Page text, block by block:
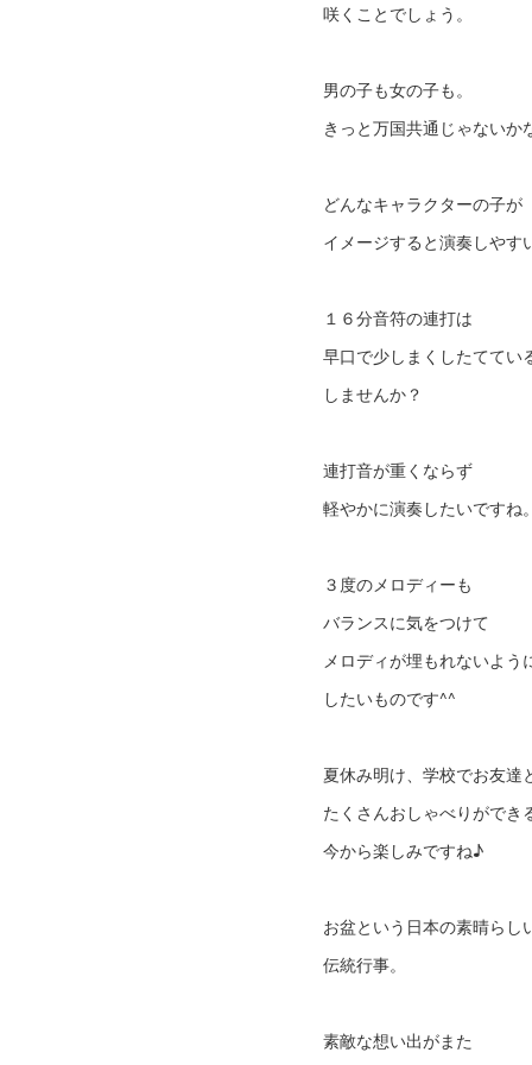
咲くことでしょう。
男の子も女の子も。
きっと万国共通じゃないか
どんなキャラクターの子が
イメージすると演奏しやす
１６分音符の連打は
早口で少しまくしたててい
しませんか？
連打音が重くならず
軽やかに演奏したいですね。
３度のメロディーも
バランスに気をつけて
メロディが埋もれないよう
したいものです^^
夏休み明け、学校でお友達
たくさんおしゃべりができ
今から楽しみですね♪
お盆という日本の素晴らし
伝統行事。
素敵な想い出がまた